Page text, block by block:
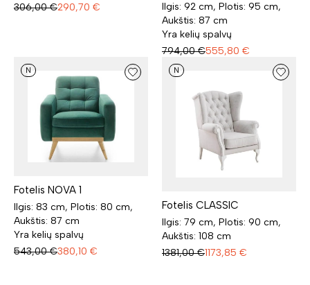
306,00 €290,70 €
Ilgis: 92 cm, Plotis: 95 cm,
Aukštis: 87 cm
Yra kelių spalvų
794,00 €555,80 €
N
Fotelis NOVA 1
Ilgis: 83 cm, Plotis: 80 cm,
Aukštis: 87 cm
Yra kelių spalvų
543,00 €380,10 €
N
Fotelis CLASSIC
Ilgis: 79 cm, Plotis: 90 cm,
Aukštis: 108 cm
1381,00 €1173,85 €